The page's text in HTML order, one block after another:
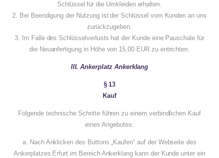
Schlüssel für die Umkleiden erhalten.
2. Bei Beendigung der Nutzung ist der Schlüssel vom Kunden an uns
zurückzugeben.
3. Im Falle des Schlüsselverlusts hat der Kunde eine Pauschale für
die Neuanfertigung in Höhe von 15,00 EUR zu entrichten.
III. Ankerplatz Ankerklang
§ 13
Kauf
Folgende technische Schritte führen zu einem verbindlichen Kauf
eines Angebotes:
a. Nach Anklicken des Buttons „Kaufen“ auf der Webseite des
Ankerplatzes Erfurt im Bereich Ankerklang kann der Kunde unter ein